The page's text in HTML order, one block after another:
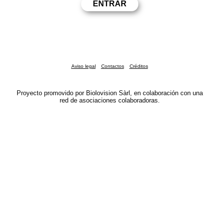
Aviso legal Contactos Créditos
Proyecto promovido por Biolovision Sàrl, en colaboración con una
red de asociaciones colaboradoras.